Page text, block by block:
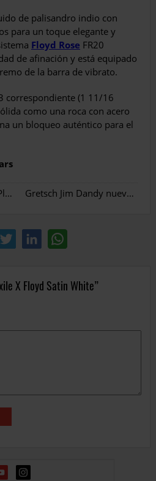
de palisandro indio con
para un toque elegante y
Floyd Rose FR20
de afinación y está equipado
de la barra de vibrato.
correspondiente (1 11/16
como una roca con acero
un bloqueo auténtico para el
Gretsch Jim Dandy nuevos acabados
X Floyd Satin White